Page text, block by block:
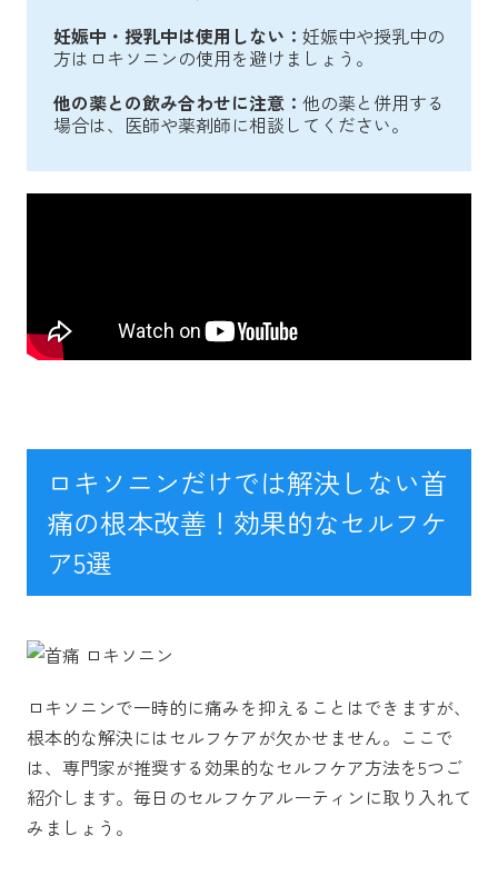
妊娠中・授乳中は使用しない： 妊娠中や授乳中の
方はロキソニンの使用を避けましょう。
他の薬との飲み合わせに注意： 他の薬と併用する
場合は、医師や薬剤師に相談してください。
ロキソニンだけでは解決しない首
痛の根本改善！効果的なセルフケ
ア5選
ロキソニンで一時的に痛みを抑えることはできますが、
根本的な解決にはセルフケアが欠かせません。ここで
は、専門家が推奨する効果的なセルフケア方法を5つご
紹介します。毎日のセルフケアルーティンに取り入れて
みましょう。